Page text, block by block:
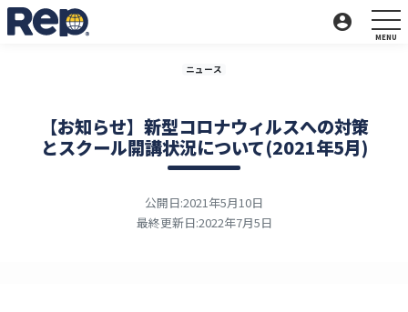
account_circle
ニュース
【お知らせ】新型コロナウィルスへの対策
とスクール開講状況について(2021年5月)
公開日:2021年5月10日
最終更新日:2022年7月5日